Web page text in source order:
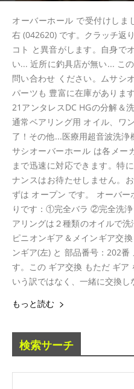
オーバーホール で受付けしま
右 (042620) です。クラッチ返
コト と異音がします。自身で
い... 近所に釣具店が無い... こ
問い合わせ ください。ムサシ
パーツも 豊富に在庫がありま
21アンタレスDC HGの分解＆
通常ベアリング用 オイル、ワ
了！その他...医療用超音波洗浄
サシオーバーホール は各メー
まで迅速に対応できます。特
ナンスはお待たせしません。
ずは オープン です。 オーバ
りです：①完全バラ ②完全洗
アリングは２種類のオイルで洗
ピニオンギア＆メインギア交
ンギア(左) と 部品番号：202番
す。この ギア交換 もただ ギア
いう訳ではなく、一緒に交換し
もっと読む
検索サーチ